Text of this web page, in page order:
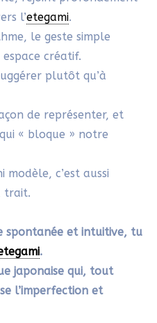
10H17
tout en douceur.
bien de lire une
le plaisir de créer
parfaite.
curieux et
et inspirant à la